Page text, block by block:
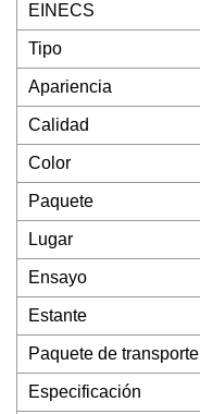
EINECS
Tipo
Apariencia
Calidad
Color
Paquete
Lugar
Ensayo
Estante
Paquete de transporte
Especificación